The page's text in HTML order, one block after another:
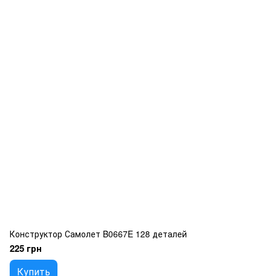
Конструктор Самолет B0667E 128 деталей
225 грн
Купить